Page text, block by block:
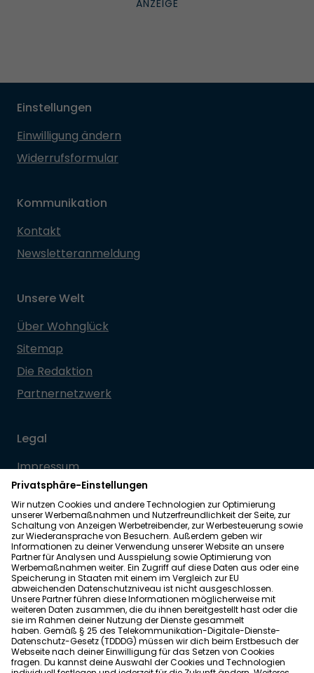
Einstellungen
Einwilligung ändern
Widerrufsformular
Kommunikation
Kontakt
Newsletteranmeldung
Unsere Welt
Über Wohnglück
Sitemap
Die Redaktion
Partnernetzwerk
Legal
Impressum
Datenschutz
Allgemeine Geschäftsbedingungen
Barrierefreiheit